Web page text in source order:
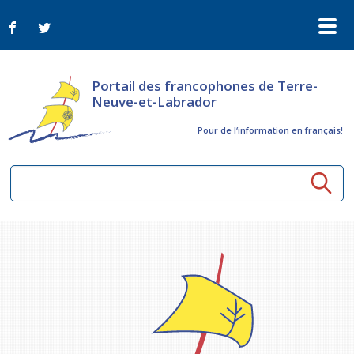
Portail des francophones de Terre-
Neuve-et-Labrador
Pour de l‘information en français!
Appels d'offres du secteur culturel
Plan de Développement Global
Bulletin Le FrancoTNL